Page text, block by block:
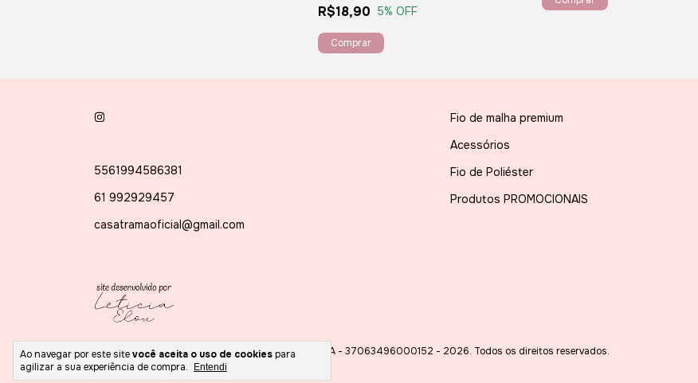
Ao navegar por este sitevocê aceita o uso de cookies para
agilizar a sua experiência de compra.
Entendi
R$18,90 5% OFF
Comprar
5561994586381
61 992929457
casatramaoficial@gmail.com
Fio de malha premium
Acessórios
Fio de Poliéster
Produtos PROMOCIONAIS
Copyright CASA TRAMA - 37063496000152 - 2026. Todos os direitos reservados.